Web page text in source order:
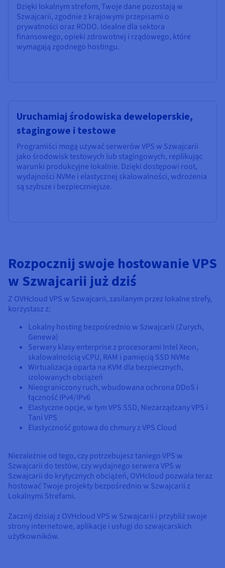
Dzięki lokalnym strefom, Twoje dane pozostają w
Szwajcarii, zgodnie z krajowymi przepisami o
prywatności oraz RODO. Idealne dla sektora
finansowego, opieki zdrowotnej i rządowego, które
wymagają zgodnego hostingu.
Uruchamiaj środowiska deweloperskie,
stagingowe i testowe
Programiści mogą używać serwerów VPS w Szwajcarii
jako środowisk testowych lub stagingowych, replikując
warunki produkcyjne lokalnie. Dzięki dostępowi root,
wydajności NVMe i elastycznej skalowalności, wdrożenia
są szybsze i bezpieczniejsze.
Rozpocznij swoje hostowanie VPS
w Szwajcarii już dziś
Z OVHcloud VPS w Szwajcarii, zasilanym przez lokalne strefy,
korzystasz z:
Lokalny hosting bezpośrednio w Szwajcarii (Zurych,
Genewa)
Serwery klasy enterprise z procesorami Intel Xeon,
skalowalnością vCPU, RAM i pamięcią SSD NVMe
Wirtualizacja oparta na KVM dla bezpiecznych,
izolowanych obciążeń
Nieograniczony ruch, wbudowana ochrona DDoS i
łączność IPv4/IPv6
Elastyczne opcje, w tym VPS SSD, Niezarządzany VPS i
Tani VPS
Elastyczność gotowa do chmury z VPS Cloud
Niezależnie od tego, czy potrzebujesz taniego VPS w
Szwajcarii do testów, czy wydajnego serwera VPS w
Szwajcarii do krytycznych obciążeń, OVHcloud pozwala teraz
hostować Twoje projekty bezpośrednio w Szwajcarii z
Lokalnymi Strefami.
Zacznij dzisiaj z OVHcloud VPS w Szwajcarii i przybliż swoje
strony internetowe, aplikacje i usługi do szwajcarskich
użytkowników.